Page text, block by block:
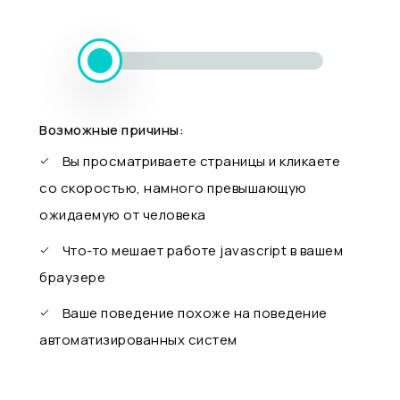
Возможные причины:
Вы просматриваете страницы и кликаете
со скоростью, намного превышающую
ожидаемую от человека
Что-то мешает работе javascript в вашем
браузере
Ваше поведение похоже на поведение
автоматизированных систем